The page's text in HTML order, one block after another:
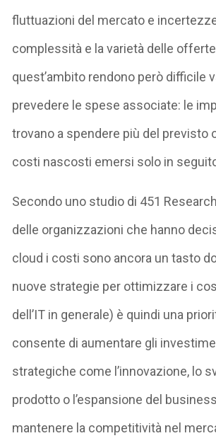
fluttuazioni del mercato e
complessità e la varietà delle
quest’ambito rendono però difficile
prevedere le spese associate: le
trovano a spendere più del previsto
costi nascosti emersi solo in
Secondo uno studio di 451
delle organizzazioni che hanno
cloud i costi sono ancora un tasto
nuove strategie per ottimizzare i
dell’IT in generale) è quindi una
consente di aumentare gli
strategiche come l’innovazione, lo
prodotto o l’espansione del
mantenere la competitività nel